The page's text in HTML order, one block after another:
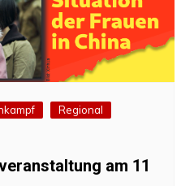
Regional
am 11